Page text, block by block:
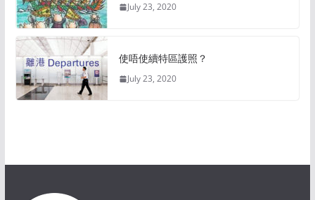
July 23, 2020
使唔使續特區護照？
July 23, 2020